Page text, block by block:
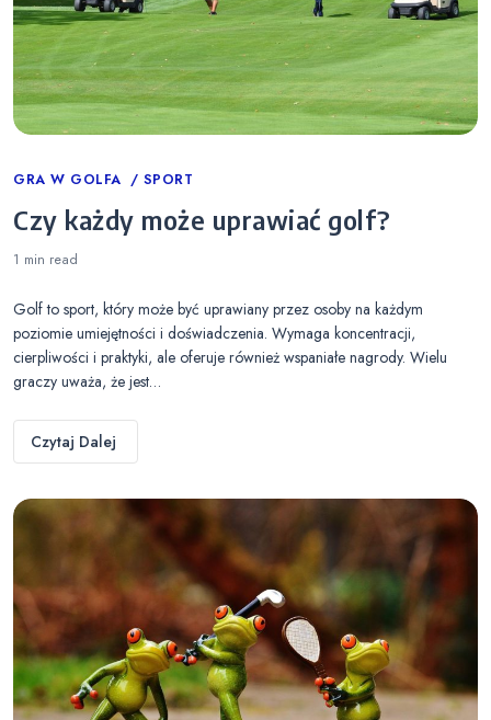
Categories
GRA W GOLFA SPORT
Czy każdy może uprawiać golf?
1 min read
Golf to sport, który może być uprawiany przez osoby na każdym
poziomie umiejętności i doświadczenia. Wymaga koncentracji,
cierpliwości i praktyki, ale oferuje również wspaniałe nagrody. Wielu
graczy uważa, że jest…
Czytaj Dalej